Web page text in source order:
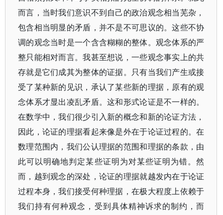
而言，当时我们意识不到自己的政治观念相当芜杂，
包含相当明显的矛盾，并不是不可思议的。这些不协
调的观念当时是一个含含糊糊的整体。观念体系的严
整只能相对而言。我甚至想说，一些观念事实上的共
存就是它们成其为整体的证据。只有当我们产生或接
受了某种新的见识，承认了某些新的理据，原有的观
念体系才显出凌乱矛盾。这和形式论证是不一样的。
在数学中，我们很少引入新的概念和新的论证方法，
因此，论证的理据看起来像是外在于论证过程的。在
数理范围内，我们公认理据的范围和理据的条款，由
此可以明确地判定某些证明为对某些证明为错。然
而，越到观念的深处，论证的理据就越发内在于论证
过程本身，我们接受何种理据，在极大程度上依赖于
我们持有何种观念，受到具体精神诉求的制约，而